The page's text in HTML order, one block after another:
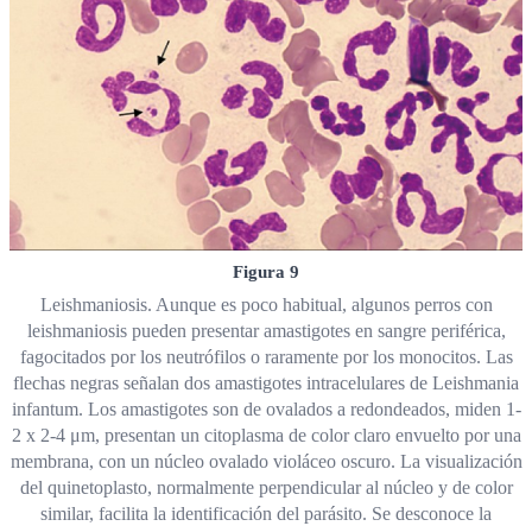
Figura 9
Leishmaniosis. Aunque es poco habitual, algunos perros con
leishmaniosis pueden presentar amastigotes en sangre periférica,
fagocitados por los neutrófilos o raramente por los monocitos. Las
flechas negras señalan dos amastigotes intracelulares de Leishmania
infantum. Los amastigotes son de ovalados a redondeados, miden 1-
2 x 2-4 μm, presentan un citoplasma de color claro envuelto por una
membrana, con un núcleo ovalado violáceo oscuro. La visualización
del quinetoplasto, normalmente perpendicular al núcleo y de color
similar, facilita la identificación del parásito. Se desconoce la